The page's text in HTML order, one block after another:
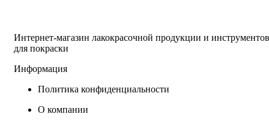
Интернет-магазин лакокрасочной продукции и инструментов
для покраски
Информация
Политика конфиденциальности
О компании